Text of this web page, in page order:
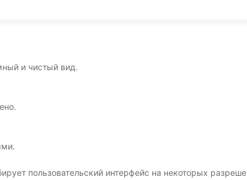
и чистый вид.
пользовательский интерфейс на некоторых